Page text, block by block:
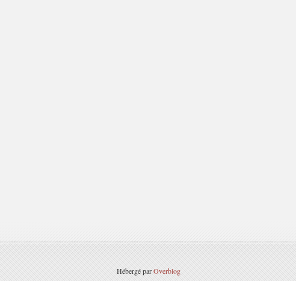
Hébergé parOverblog